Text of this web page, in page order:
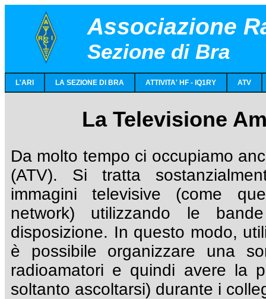
Associazione
Sezione di Bra
L'ARI LA SEZIONE DI BRA ATTIVITA' HF - IQ1RY ATV
La Televisione
Da molto tempo ci occupiamo
(ATV). Si tratta
immagini televisive (come
network) utilizzando le
disposizione. In questo modo,
è possibile organizzare una
radioamatori e quindi avere la
soltanto ascoltarsi) durante i